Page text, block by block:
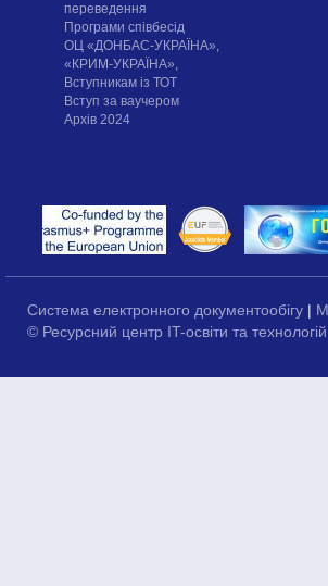
переведення
Програми співбесід
ОЦ «ДОНБАС-УКРАЇНА»,
«КРИМ-УКРАЇНА»,
Вступникам із ТОТ
Вступ за ваучером
Архів 2024
Система електронного документообігу |
© Ресурсний центр IT-освіти та